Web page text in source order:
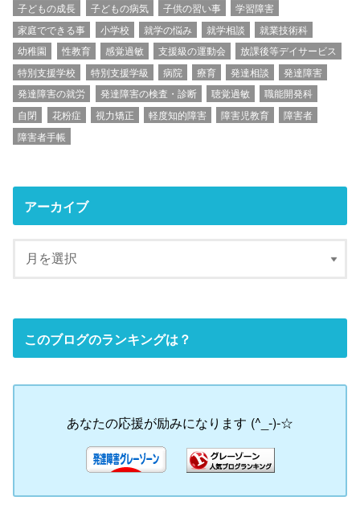
子どもの成長
子どもの病気 子供の習い事
学習障害
家庭でできる事
小学校 就学の悩み 就学相談
就業技術科
幼稚園
性教育 感覚過敏 支援級の運動会
放課後等デイサービス
特別支援学校
特別支援学級 病院 療育 発達相談
発達障害
発達障害の就労
発達障害の検査・診断 聴覚過敏
職能開発科
自閉
花粉症 視力矯正 軽度知的障害 障害児教育
障害者
障害者手帳
アーカイブ
このブログのランキングは？
あなたの応援が励みになります (^_-)-☆